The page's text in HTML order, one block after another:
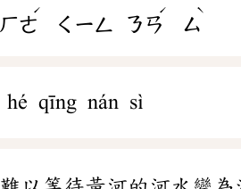
ㄏㄜ
ˊ
ㄑㄧㄥ ㄋㄢ
ˊ
ㄙ
ˋ
hé qīng nán sì